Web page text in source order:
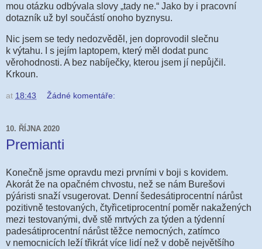
mou otázku odbývala slovy „tady ne.“ Jako by i pracovní
dotazník už byl součástí onoho byznysu.
Nic jsem se tedy nedozvěděl, jen doprovodil slečnu
k výtahu. I s jejím laptopem, který měl dodat punc
věrohodnosti. A bez nabíječky, kterou jsem jí nepůjčil.
Krkoun.
at 18:43 Žádné komentáře:
10. ŘÍJNA 2020
Premianti
Konečně jsme opravdu mezi prvními v boji s kovidem.
Akorát že na opačném chvostu, než se nám Burešovi
pýáristi snaží vsugerovat. Denní šedesátiprocentní nárůst
pozitivně testovaných, čtyřicetiprocentní poměr nakažených
mezi testovanými, dvě stě mrtvých za týden a týdenní
padesátiprocentní nárůst těžce nemocných, zatímco
v nemocnicích leží třikrát více lidí než v době největšího